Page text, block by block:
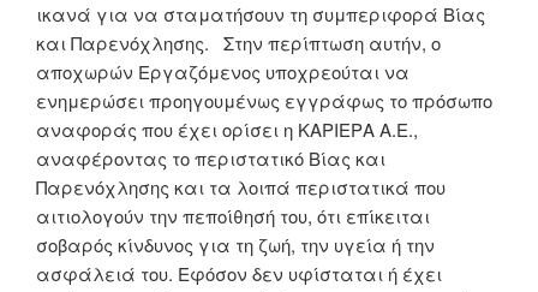
ικανά για να σταματήσουν τη συμπεριφορά Βίας
και Παρενόχλησης. Στην περίπτωση αυτήν, ο
αποχωρών Εργαζόμενος υποχρεούται να
ενημερώσει προηγουμένως εγγράφως το πρόσωπο
αναφοράς που έχει ορίσει η ΚΑΡΙΕΡΑ Α.Ε.,
αναφέροντας το περιστατικό Βίας και
Παρενόχλησης και τα λοιπά περιστατικά που
αιτιολογούν την πεποίθησή του, ότι επίκειται
σοβαρός κίνδυνος για τη ζωή, την υγεία ή την
ασφάλειά του. Εφόσον δεν υφίσταται ή έχει